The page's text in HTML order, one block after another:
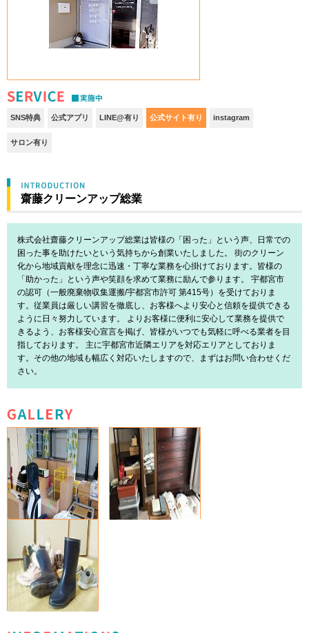
SNS特典 公式アプリ LINE@有り 公式サイト有り instagram
サロン有り
齋藤クリーンアップ総業
株式会社齋藤クリーンアップ総業は皆様の「困った」という声、日常での
困った事を助けたいという気持ちから創業いたしました。 街のクリーン
化から地域貢献を理念に迅速・丁寧な業務を心掛けております。皆様の
「助かった」という声や笑顔を求めて業務に励んで参ります。 宇都宮市
の認可（一般廃棄物収集運搬/宇都宮市許可 第415号）を受けておりま
す。従業員は厳しい講習を徹底し、お客様へより安心と信頼を提供できる
ように日々努力しています。 よりお客様に便利に安心して業務を提供で
きるよう、お客様安心宣言を掲げ、皆様がいつでも気軽に呼べる業者を目
指しております。 主に宇都宮市近隣エリアを対応エリアとしておりま
す。その他の地域も幅広く対応いたしますので、まずはお問い合わせくだ
さい。